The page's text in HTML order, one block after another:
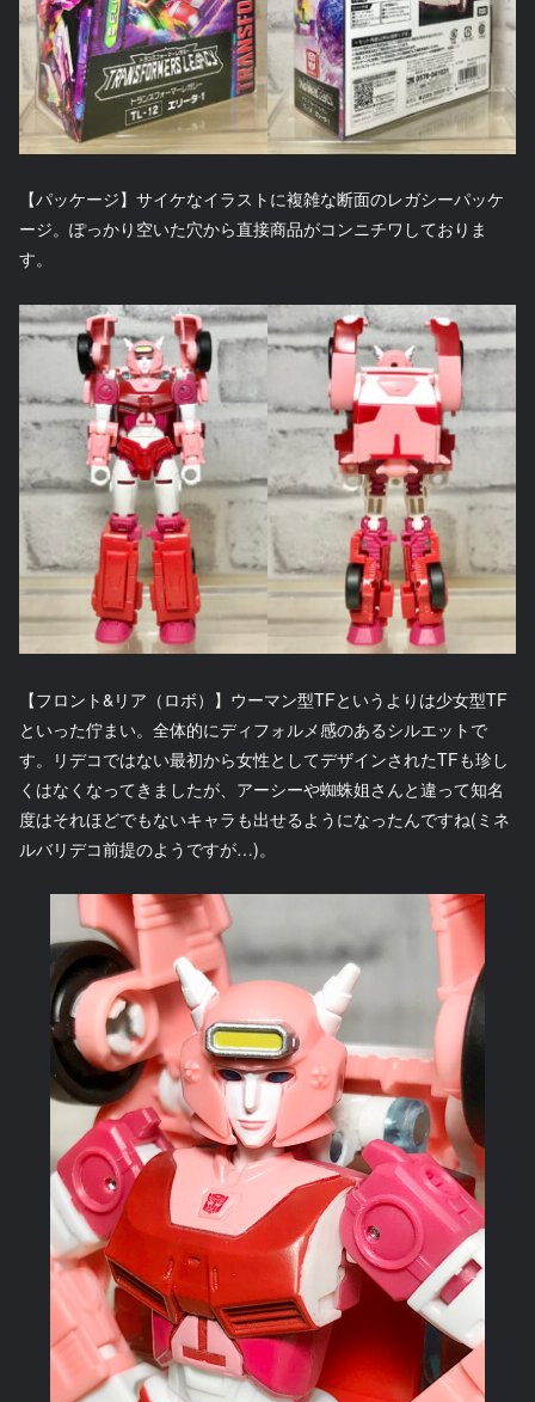
【パッケージ】サイケなイラストに複雑な断面のレガシーパッケ
ージ。ぽっかり空いた穴から直接商品がコンニチワしておりま
す。
【フロント&リア（ロボ）】ウーマン型TFというよりは少女型TF
といった佇まい。全体的にディフォルメ感のあるシルエットで
す。リデコではない最初から女性としてデザインされたTFも珍し
くはなくなってきましたが、アーシーや蜘蛛姐さんと違って知名
度はそれほどでもないキャラも出せるようになったんですね(ミネ
ルバリデコ前提のようですが…)。